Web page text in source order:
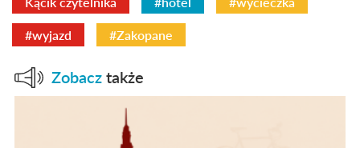
#wyjazd #Zakopane
Zobacz także